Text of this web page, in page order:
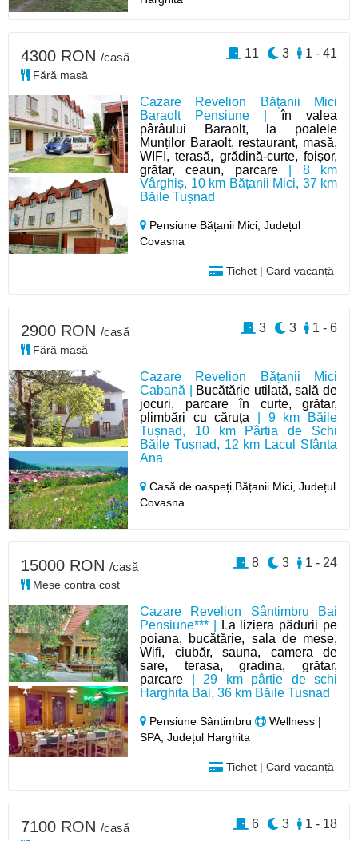
Cazare Revelion Bățanii Mici
Baraolt Pensiune |în valea
pârâului Baraolt, la poalele
Munților Baraolt, restaurant, masă,
WIFI, terasă, grădină-curte, foișor,
grătar, ceaun, parcare| 8 km
Vârghiș, 10 km Bățanii Mici, 37 km
Băile Tușnad
Pensiune Bățanii Mici,Județul
Covasna
Tichet | Card vacanță
4300 RON /casă
Fără masă
1 - 41
3
11
Cazare Revelion Bățanii Mici
Cabană |
Bucătărie utilată, sală de
jocuri, parcare în curte, grătar,
plimbări cu căruța | 9 km Băile
Tușnad, 10 km Pârtia de Schi
Băile Tușnad, 12 km Lacul Sfânta
Ana
Casă de oaspeți Bățanii Mici,Județul
Covasna
2900 RON /casă
Fără masă
1 - 6
3
3
Cazare Revelion Sântimbru Bai
Pensiune*** |
La liziera pădurii pe
poiana, bucătărie, sala de mese,
Wifi, ciubăr, sauna, camera de
sare, terasa, gradina, grătar,
parcare | 29 km pârtie de schi
Harghita Bai, 36 km Băile Tusnad
Pensiune Sântimbru
Wellness |
SPA, Județul Harghita
Tichet | Card vacanță
15000 RON /casă
Mese contra cost
1 - 24
3
8
7100 RON /casă 1 - 18
3
6